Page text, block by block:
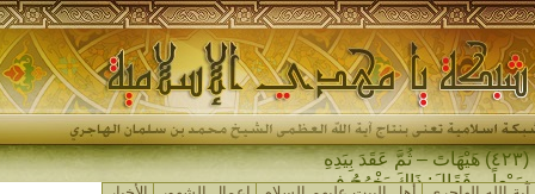
(٤٢٣) هَيْهَاتَ – ثُمَّ عَقَدَ بِيَدِهِ
سَبْعاً – فَقَالَ: ذَاكَ يَخْرُجُ فِي